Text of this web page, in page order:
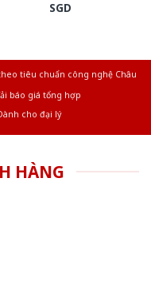
SGD
tiêu chuẩn công nghệ Châu
báo giá tổng hợp
cho đại lý
HÀNG